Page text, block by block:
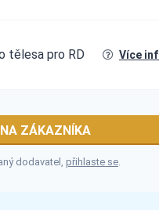
tělesa pro RD Více
ZÁKAZNÍKA
dodavatel, přihlaste se.